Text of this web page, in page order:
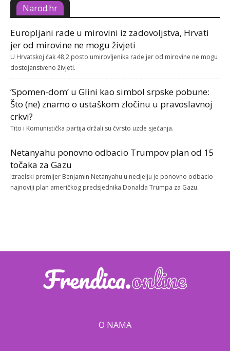
Narod.hr
Europljani rade u mirovini iz zadovoljstva, Hrvati
jer od mirovine ne mogu živjeti
U Hrvatskoj čak 48,2 posto umirovljenika rade jer od mirovine ne mogu
dostojanstveno živjeti.
‘Spomen-dom’ u Glini kao simbol srpske pobune:
Što (ne) znamo o ustaškom zločinu u pravoslavnoj
crkvi?
Tito i Komunistička partija držali su čvrsto uzde sjećanja.
Netanyahu ponovno odbacio Trumpov plan od 15
točaka za Gazu
Izraelski premijer Benjamin Netanyahu u nedjelju je ponovno odbacio
najnoviji plan američkog predsjednika Donalda Trumpa za Gazu.
O NAMA